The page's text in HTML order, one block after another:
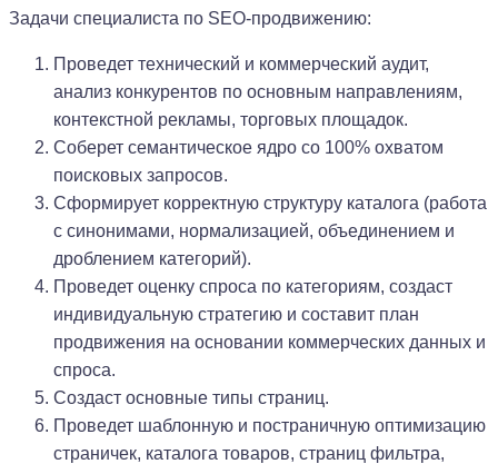
Задачи специалиста по SEO-продвижению:
Проведет технический и коммерческий аудит,
анализ конкурентов по основным направлениям,
контекстной рекламы, торговых площадок.
Соберет семантическое ядро со 100% охватом
поисковых запросов.
Сформирует корректную структуру каталога (работа
с синонимами, нормализацией, объединением и
дроблением категорий).
Проведет оценку спроса по категориям, создаст
индивидуальную стратегию и составит план
продвижения на основании коммерческих данных и
спроса.
Создаст основные типы страниц.
Проведет шаблонную и постраничную оптимизацию
страничек, каталога товаров, страниц фильтра,